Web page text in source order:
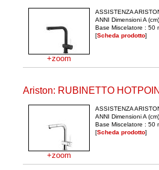
+zoom
ASSISTENZA
ANNI Dimensioni A
Base Miscelatore : 50
[Scheda prodotto]
Ariston: RUBINETTO
+zoom
ASSISTENZA
ANNI Dimensioni A
Base Miscelatore : 50
[Scheda prodotto]